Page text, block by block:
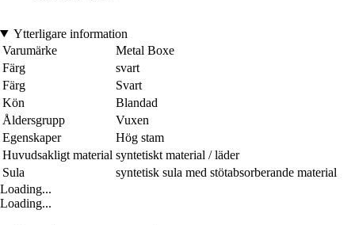
Ytterligare information
Varumärke
Metal Boxe
Färg
svart
Färg
Svart
Kön
Blandad
Åldersgrupp
Vuxen
Egenskaper
Hög stam
Huvudsakligt material syntetiskt material / läder
Sula
syntetisk sula med stötabsorberande material
Loading...
Loading...